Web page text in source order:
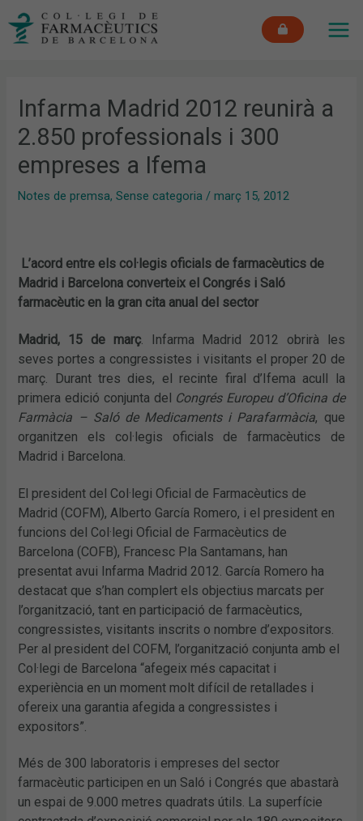
Infarma Madrid 2012 reunirà a
2.850 professionals i 300
empreses a Ifema
Notes de premsa,Sense categoria /març 15, 2012
L’acord entre els col·legis oficials de farmacèutics de
Madrid i Barcelona converteix el Congrés i Saló
farmacèutic en la gran cita anual del sector
Madrid, 15 de març. Infarma Madrid 2012 obrirà les
seves portes a congressistes i visitants el proper 20 de
març. Durant tres dies, el recinte firal d’Ifema acull la
primera edició conjunta del Congrés Europeu d’Oficina de
Farmàcia – Saló de Medicaments i Parafarmàcia, que
organitzen els col·legis oficials de farmacèutics de
Madrid i Barcelona.
El president del Col·legi Oficial de Farmacèutics de
Madrid (COFM), Alberto García Romero, i el president en
funcions del Col·legi Oficial de Farmacèutics de
Barcelona (COFB), Francesc Pla Santamans, han
presentat avui Infarma Madrid 2012. García Romero ha
destacat que s’han complert els objectius marcats per
l’organització, tant en participació de farmacèutics,
congressistes, visitants inscrits o nombre d’expositors.
Per al president del COFM, l’organització conjunta amb el
Col·legi de Barcelona “afegeix més capacitat i
experiència en un moment molt difícil de retallades i
ofereix una garantia afegida a congressistes i
expositors”.
Més de 300 laboratoris i empreses del sector
farmacèutic participen en un Saló i Congrés que abastarà
un espai de 9.000 metres quadrats útils. La superfície